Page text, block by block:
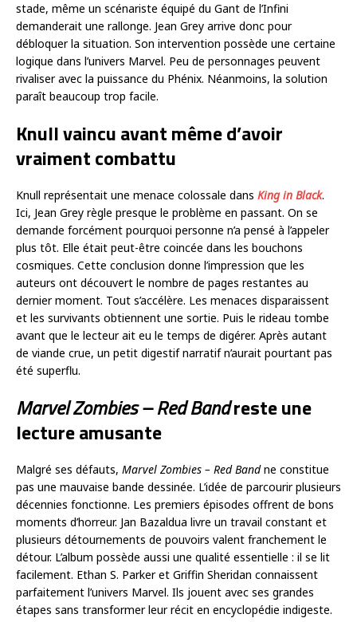
stade, même un scénariste équipé du Gant de l’Infini
demanderait une rallonge. Jean Grey arrive donc pour
débloquer la situation. Son intervention possède une certaine
logique dans l’univers Marvel. Peu de personnages peuvent
rivaliser avec la puissance du Phénix. Néanmoins, la solution
paraît beaucoup trop facile.
Knull vaincu avant même d’avoir
vraiment combattu
Knull représentait une menace colossale dans King in Black.
Ici, Jean Grey règle presque le problème en passant. On se
demande forcément pourquoi personne n’a pensé à l’appeler
plus tôt. Elle était peut-être coincée dans les bouchons
cosmiques. Cette conclusion donne l’impression que les
auteurs ont découvert le nombre de pages restantes au
dernier moment. Tout s’accélère. Les menaces disparaissent
et les survivants obtiennent une sortie. Puis le rideau tombe
avant que le lecteur ait eu le temps de digérer. Après autant
de viande crue, un petit digestif narratif n’aurait pourtant pas
été superflu.
Marvel Zombies – Red Bandreste une
lecture amusante
Malgré ses défauts, Marvel Zombies – Red Bandne constitue
pas une mauvaise bande dessinée. L’idée de parcourir plusieurs
décennies fonctionne. Les premiers épisodes offrent de bons
moments d’horreur. Jan Bazaldua livre un travail constant et
plusieurs détournements de pouvoirs valent franchement le
détour. L’album possède aussi une qualité essentielle : il se lit
facilement. Ethan S. Parker et Griffin Sheridan connaissent
parfaitement l’univers Marvel. Ils jouent avec ses grandes
étapes sans transformer leur récit en encyclopédie indigeste.